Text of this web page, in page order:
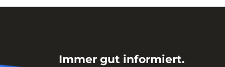
Immer gut informiert.